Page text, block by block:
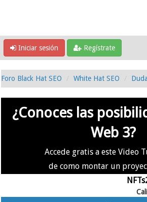
Iniciar sesión Regístrate
Foro Black Hat SEO White Hat SEO
¿Conoces las
Web 3?
Accede gratis a este Video
de como montar un